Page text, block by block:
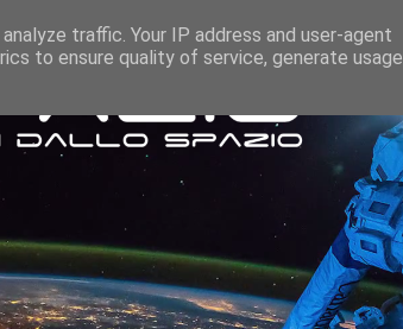
traffic. Your IP address and user-agent
to ensure quality of service, generate usage